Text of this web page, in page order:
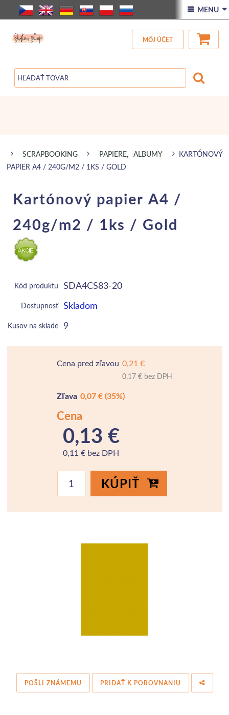
ÚVOD
VŠETOK TOVAR
ZĽAVA BLOG
 MENU 
MÔJ ÚČET
SCRAPBOOKING PAPIERE, ALBUMY
KARTÓNOVÝ
PAPIER A4 / 240G/M2 / 1KS / GOLD
Kartónový papier A4 /
240g/m2 / 1ks / Gold
Kód produktu SDA4CS83-20
Dostupnosť Skladom
Kusov na sklade 9
Cena pred zľavou 0,21 €
0,17 € bez DPH
Zľava 0,07 € (35%)
Cena
0,13 €
0,11 € bez DPH
KÚPIŤ
POŠLI ZNÁMEMU PRIDAŤ K POROVNANIU